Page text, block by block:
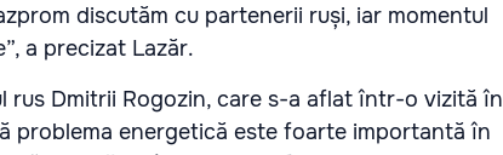
discutăm cu partenerii ruși, iar momentul
a precizat Lazăr.
rus Dmitrii Rogozin, care s-a aflat într-o vizită în
problema energetică este foarte importantă în